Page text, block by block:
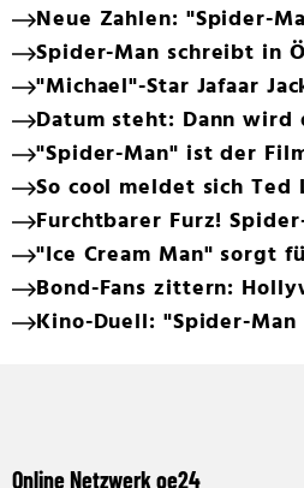
Neue Zahlen: "Spider-
Spider-Man schreibt in
"Michael"-Star Jafaar
Datum steht: Dann
"Spider-Man" ist der
So cool meldet sich Ted
Furchtbarer Furz!
"Ice Cream Man" sorgt
Bond-Fans zittern:
Kino-Duell: "Spider-
Online Netzwerk oe24